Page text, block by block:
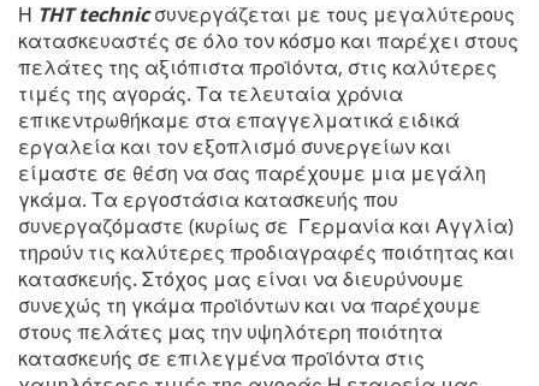
Η THTtechnicσυνεργάζεται με τους μεγαλύτερους
κατασκευαστές σε όλο τον κόσμο και παρέχει στους
πελάτες της αξιόπιστα προϊόντα, στις καλύτερες
τιμές της αγοράς. Τα τελευταία χρόνια
επικεντρωθήκαμε στα επαγγελματικά ειδικά
εργαλεία και τον εξοπλισμό συνεργείων και
είμαστε σε θέση να σας παρέχουμε μια μεγάλη
γκάμα. Τα εργοστάσια κατασκευής που
συνεργαζόμαστε (κυρίως σε Γερμανία και Αγγλία)
τηρούν τις καλύτερες προδιαγραφές ποιότητας και
κατασκευής. Στόχος μας είναι να διευρύνουμε
συνεχώς τη γκάμα προϊόντων και να παρέχουμε
στους πελάτες μας την υψηλότερη ποιότητα
κατασκευής σε επιλεγμένα προϊόντα στις